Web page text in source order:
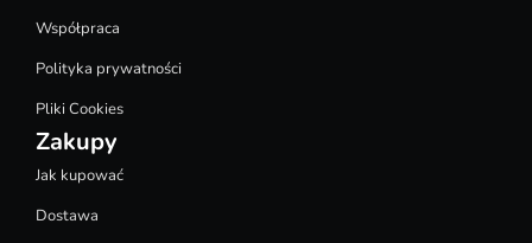
Współpraca
Polityka prywatności
Pliki Cookies
Zakupy
Jak kupować
Dostawa